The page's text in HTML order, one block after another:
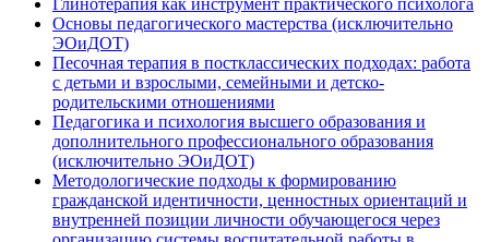
Основы педагогического мастерства (исключительно
ЭОиДОТ)
Песочная терапия в постклассических подходах: работа
с детьми и взрослыми, семейными и детско-
родительскими отношениями
Педагогика и психология высшего образования и
дополнительного профессионального образования
(исключительно ЭОиДОТ)
Методологические подходы к формированию
гражданской идентичности, ценностных ориентаций и
внутренней позиции личности обучающегося через